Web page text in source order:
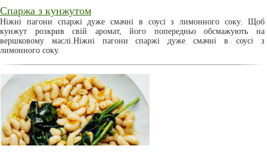
Спаржа з кунжутом
Ніжні пагони спаржі дуже смачні в соусі з лимонного соку. Щоб
кунжут розкрив свій аромат, його попередньо обсмажують на
вершковому маслі.Ніжні пагони спаржі дуже смачні в соусі з
лимонного соку.